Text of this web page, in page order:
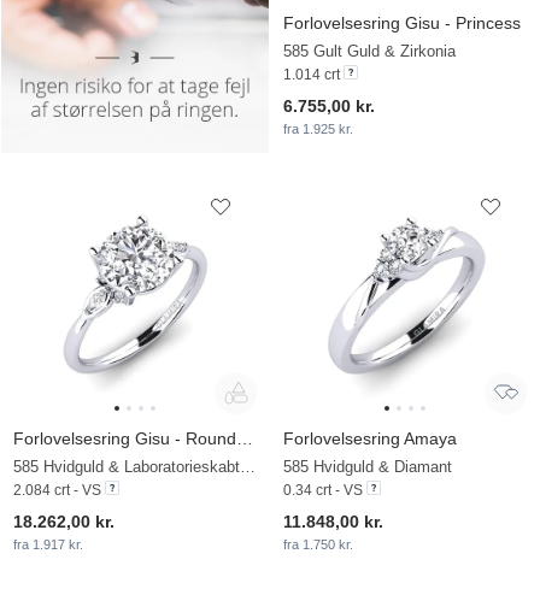
Forlovelsesring Gisu - Princess
585 Gult Guld & Zirkonia
1.014 crt
6.755,00 kr.
fra 1.925 kr.
2.084 crt - VS
18.262,00 kr.
fra 1.917 kr.
Forlovelsesring Amaya
585 Hvidguld & Diamant
0.34 crt - VS
11.848,00 kr.
fra 1.750 kr.